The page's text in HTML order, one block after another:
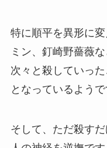
特に順平を異形に
ミン、釘崎野薔薇
次々と殺していっ
となっているようで
そして、ただ殺す